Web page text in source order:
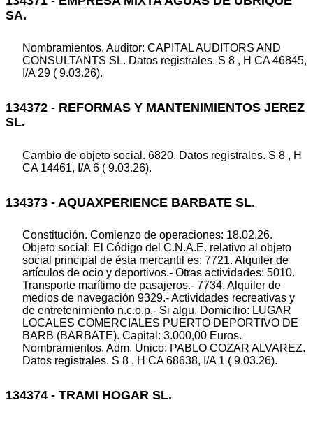
SA.
Nombramientos. Auditor: CAPITAL AUDITORS AND
CONSULTANTS SL. Datos registrales. S 8 , H CA 46845,
I/A 29 ( 9.03.26).
134372 - REFORMAS Y MANTENIMIENTOS JEREZ
SL.
Cambio de objeto social. 6820. Datos registrales. S 8 , H
CA 14461, I/A 6 ( 9.03.26).
134373 - AQUAXPERIENCE BARBATE SL.
Constitución. Comienzo de operaciones: 18.02.26.
Objeto social: El Código del C.N.A.E. relativo al objeto
social principal de ésta mercantil es: 7721. Alquiler de
artículos de ocio y deportivos.- Otras actividades: 5010.
Transporte marítimo de pasajeros.- 7734. Alquiler de
medios de navegación 9329.- Actividades recreativas y
de entretenimiento n.c.o.p.- Si algu. Domicilio: LUGAR
LOCALES COMERCIALES PUERTO DEPORTIVO DE
BARB (BARBATE). Capital: 3.000,00 Euros.
Nombramientos. Adm. Unico: PABLO COZAR ALVAREZ.
Datos registrales. S 8 , H CA 68638, I/A 1 ( 9.03.26).
134374 - TRAMI HOGAR SL.